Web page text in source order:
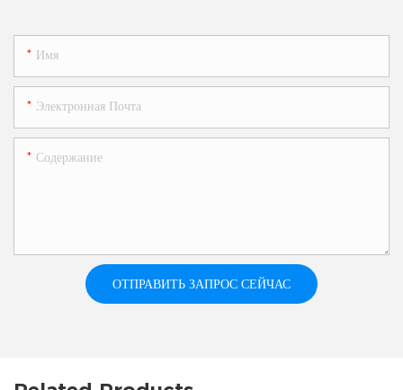
Имя
Электронная Почта
Содержание
ОТПРАВИТЬ ЗАПРОС СЕЙЧАС